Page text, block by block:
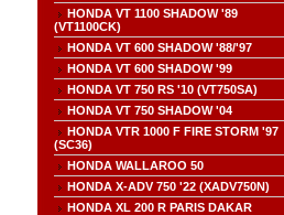
HONDA VT 1100 SHADOW '89
(VT1100CK)
HONDA VT 600 SHADOW '88/'97
HONDA VT 600 SHADOW '99
HONDA VT 750 RS '10 (VT750SA)
HONDA VT 750 SHADOW '04
HONDA VTR 1000 F FIRE STORM '97
(SC36)
HONDA WALLAROO 50
HONDA X-ADV 750 '22 (XADV750N)
HONDA XL 200 R PARIS DAKAR